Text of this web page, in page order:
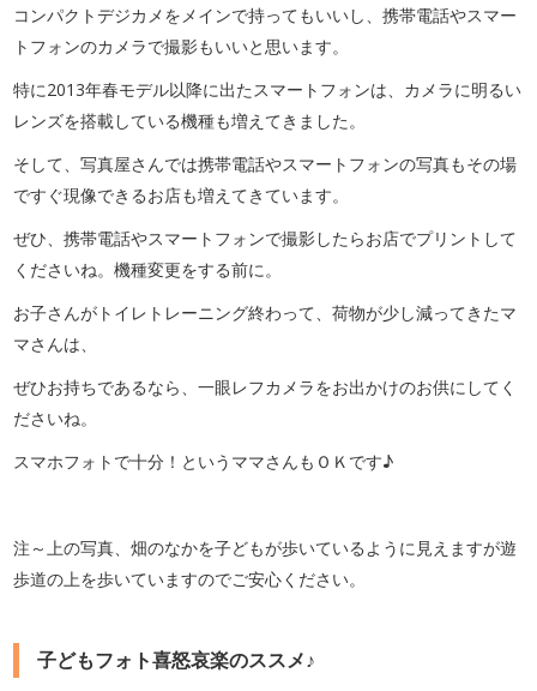
コンパクトデジカメをメインで持ってもいいし、携帯電話やスマー
トフォンのカメラで撮影もいいと思います。
特に2013年春モデル以降に出たスマートフォンは、カメラに明るい
レンズを搭載している機種も増えてきました。
そして、写真屋さんでは携帯電話やスマートフォンの写真もその場
ですぐ現像できるお店も増えてきています。
ぜひ、携帯電話やスマートフォンで撮影したらお店でプリントして
くださいね。機種変更をする前に。
お子さんがトイレトレーニング終わって、荷物が少し減ってきたマ
マさんは、
ぜひお持ちであるなら、一眼レフカメラをお出かけのお供にしてく
ださいね。
スマホフォトで十分！というママさんもＯＫです♪
注～上の写真、畑のなかを子どもが歩いているように見えますが遊
歩道の上を歩いていますのでご安心ください。
子どもフォト喜怒哀楽のススメ♪